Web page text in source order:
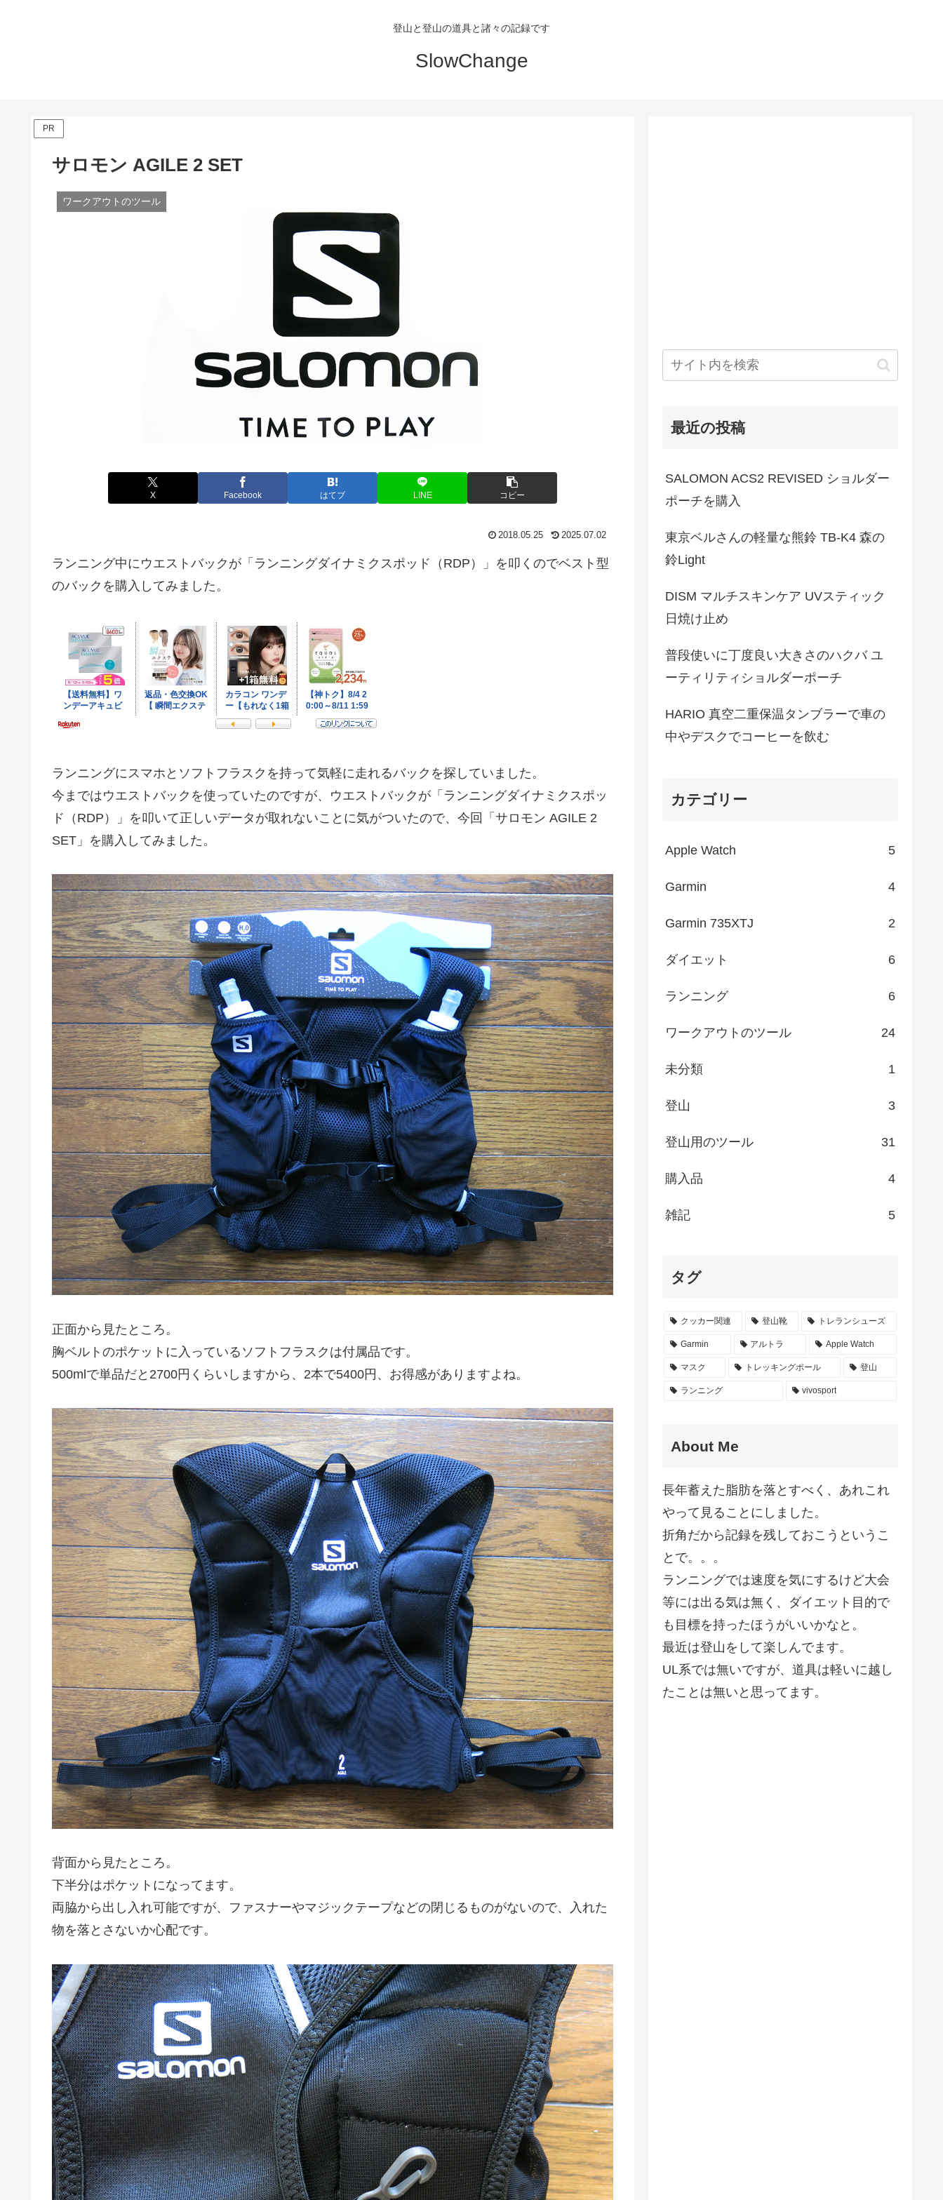
登山と登山の道具と諸々の記録です
SlowChange
PR
サロモン AGILE 2 SET
ワークアウトのツール
X Facebook はてブ LINE コピー
2018.05.25 2025.07.02
ランニング中にウエストバックが「ランニングダイナミクスポッド（RDP）」を叩くのでベスト型
のバックを購入してみました。
ランニングにスマホとソフトフラスクを持って気軽に走れるバックを探していました。
今まではウエストバックを使っていたのですが、ウエストバックが「ランニングダイナミクスポッ
ド（RDP）」を叩いて正しいデータが取れないことに気がついたので、今回「サロモン AGILE 2
SET」を購入してみました。
正面から見たところ。
胸ベルトのポケットに入っているソフトフラスクは付属品です。
500mlで単品だと2700円くらいしますから、2本で5400円、お得感がありますよね。
背面から見たところ。
下半分はポケットになってます。
両脇から出し入れ可能ですが、ファスナーやマジックテープなどの閉じるものがないので、入れた
物を落とさないか心配です。
最近の投稿
SALOMON ACS2 REVISED ショルダー
ポーチを購入
東京ベルさんの軽量な熊鈴 TB-K4 森の
鈴Light
DISM マルチスキンケア UVスティック
日焼け止め
普段使いに丁度良い大きさのハクバ ユ
ーティリティショルダーポーチ
HARIO 真空二重保温タンブラーで車の
中やデスクでコーヒーを飲む
カテゴリー
Apple Watch 5
Garmin 4
Garmin 735XTJ 2
ダイエット 6
ランニング 6
ワークアウトのツール 24
未分類 1
登山 3
登山用のツール 31
購入品 4
雑記 5
タグ
クッカー関連 登山靴 トレランシューズ
Garmin アルトラ Apple Watch
マスク トレッキングポール 登山
ランニング vivosport
About Me
長年蓄えた脂肪を落とすべく、あれこれ
やって見ることにしました。
折角だから記録を残しておこうというこ
とで。。。
ランニングでは速度を気にするけど大会
等には出る気は無く、ダイエット目的で
も目標を持ったほうがいいかなと。
最近は登山をして楽しんでます。
UL系では無いですが、道具は軽いに越し
たことは無いと思ってます。